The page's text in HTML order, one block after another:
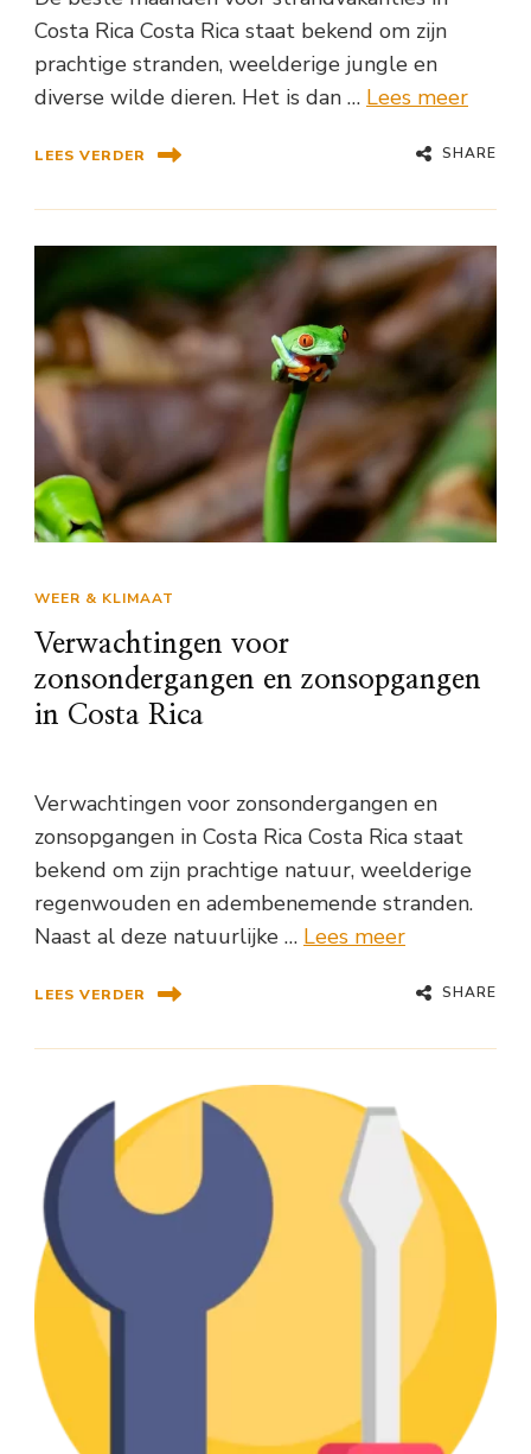
Costa Rica Costa Rica staat bekend om zijn
prachtige stranden, weelderige jungle en
diverse wilde dieren. Het is dan … Lees meer
LEES VERDER SHARE
WEER & KLIMAAT
Verwachtingen voor
zonsondergangen en zonsopgangen
in Costa Rica
Verwachtingen voor zonsondergangen en
zonsopgangen in Costa Rica Costa Rica staat
bekend om zijn prachtige natuur, weelderige
regenwouden en adembenemende stranden.
Naast al deze natuurlijke … Lees meer
LEES VERDER SHARE